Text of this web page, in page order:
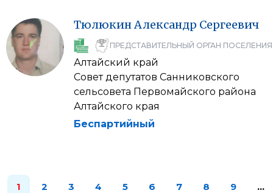
ТюлюкинАлександр Сергеевич
ПРЕДСТАВИТЕЛЬНЫЙ ОРГАН ПОСЕЛЕНИЯ
Алтайский край
Совет депутатов Санниковского
сельсовета Первомайского района
Алтайского края
Беспартийный
1 2 3 4 5 6 7 8 9
…